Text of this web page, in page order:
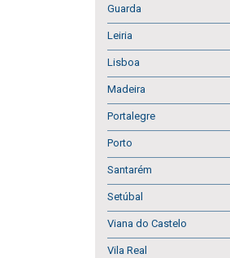
Guarda
Leiria
Lisboa
Madeira
Portalegre
Porto
Santarém
Setúbal
Viana do Castelo
Vila Real